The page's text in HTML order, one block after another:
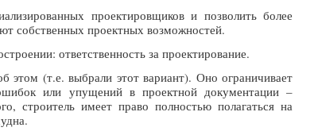
проектировщиков и позволить более
собственных проектных возможностей.
ответственность за проектирование.
этом (т.е. выбрали этот вариант). Оно ограничивает
или упущений в проектной документации –
строитель имеет право полностью полагаться на